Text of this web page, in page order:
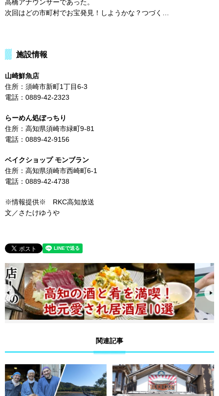
高橋アナウンサーであった。
次回はどの市町村でお宝発見！しようかな？つづく…
施設情報
山崎鮮魚店
住所：須崎市新町1丁目6-3
電話：0889-42-2323
らーめん処ぼっちり
住所：高知県須崎市緑町9-81
電話：0889-42-9156
ベイクショップ モンブラン
住所：高知県須崎市西崎町6-1
電話：0889-42-4738
※情報提供※ RKC高知放送
文／さたけゆうや
関連記事